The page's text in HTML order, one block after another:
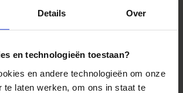
Details Over
en technologieën toestaan?
en andere technologieën om onze
te laten werken, om ons in staat te